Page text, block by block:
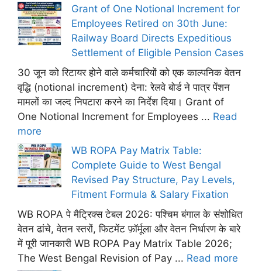
Grant of One Notional Increment for
Employees Retired on 30th June:
Railway Board Directs Expeditious
Settlement of Eligible Pension Cases
30 जून को रिटायर होने वाले कर्मचारियों को एक काल्पनिक वेतन
वृद्धि (notional increment) देना: रेलवे बोर्ड ने पात्र पेंशन
मामलों का जल्द निपटारा करने का निर्देश दिया। Grant of
One Notional Increment for Employees ... Read
more
WB ROPA Pay Matrix Table:
Complete Guide to West Bengal
Revised Pay Structure, Pay Levels,
Fitment Formula & Salary Fixation
WB ROPA पे मैट्रिक्स टेबल 2026: पश्चिम बंगाल के संशोधित
वेतन ढांचे, वेतन स्तरों, फिटमेंट फ़ॉर्मूला और वेतन निर्धारण के बारे
में पूरी जानकारी WB ROPA Pay Matrix Table 2026;
The West Bengal Revision of Pay ... Read more